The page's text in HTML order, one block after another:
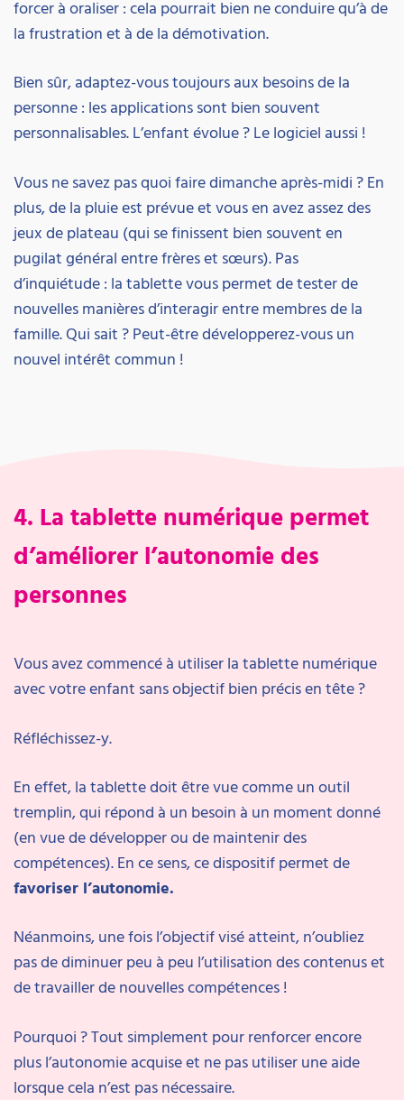
forcer à oraliser : cela pourrait bien ne conduire qu’à de
la frustration et à de la démotivation.
Bien sûr, adaptez-vous toujours aux besoins de la
personne : les applications sont bien souvent
personnalisables. L’enfant évolue ? Le logiciel aussi !
Vous ne savez pas quoi faire dimanche après-midi ? En
plus, de la pluie est prévue et vous en avez assez des
jeux de plateau (qui se finissent bien souvent en
pugilat général entre frères et sœurs). Pas
d’inquiétude : la tablette vous permet de tester de
nouvelles manières d’interagir entre membres de la
famille. Qui sait ? Peut-être développerez-vous un
nouvel intérêt commun !
4. La tablette numérique permet
d’améliorer l’autonomie des
personnes
Vous avez commencé à utiliser la tablette numérique
avec votre enfant sans objectif bien précis en tête ?
Réfléchissez-y.
En effet, la tablette doit être vue comme un outil
tremplin, qui répond à un besoin à un moment donné
(en vue de développer ou de maintenir des
compétences). En ce sens, ce dispositif permet de
favoriser l’autonomie.
Néanmoins, une fois l’objectif visé atteint, n’oubliez
pas de diminuer peu à peu l’utilisation des contenus et
de travailler de nouvelles compétences !
Pourquoi ? Tout simplement pour renforcer encore
plus l’autonomie acquise et ne pas utiliser une aide
lorsque cela n’est pas nécessaire.